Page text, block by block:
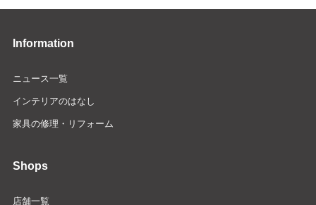
Information
ニュース一覧
インテリアのはなし
家具の修理・リフォーム
Shops
店舗一覧